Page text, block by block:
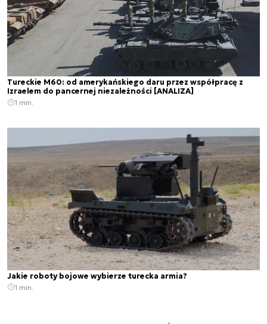
Tureckie M60: od amerykańskiego daru przez współpracę z
Izraelem do pancernej niezależności [ANALIZA]
1 min.
Jakie roboty bojowe wybierze turecka armia?
1 min.